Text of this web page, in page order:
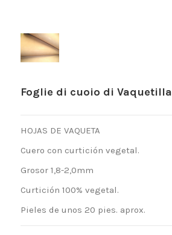
Foglie di cuoio di Vaquetilla
HOJAS DE VAQUETA
Cuero con curtición vegetal.
Grosor 1,8-2,0mm
Curtición 100% vegetal.
Pieles de unos 20 pies. aprox.